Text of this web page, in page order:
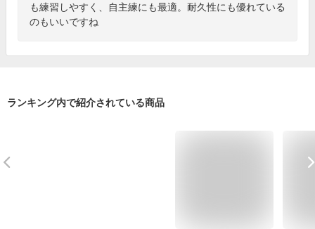
も練習しやすく、自主練にも最適。耐久性にも優れている
のもいいですね
ランキング内で紹介されている商品